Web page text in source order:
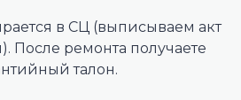
в СЦ (выписываем акт
После ремонта получаете
талон.